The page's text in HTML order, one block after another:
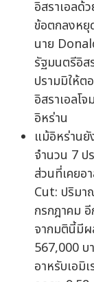
อิสราเอลด้
ข้อตกลงหยุ
นาย
รัฐมนตรีอิ
ปรามมิให้ต
อิสราเอลโ
อิหร่าน
แม้อิหร่านยั
จำนวน 7 ป
ส่วนที่เคยอ
Cut: ปริมา
กรกฎาคม
จากมตินี้มี
567,000 บ
อาหรับเอมิ